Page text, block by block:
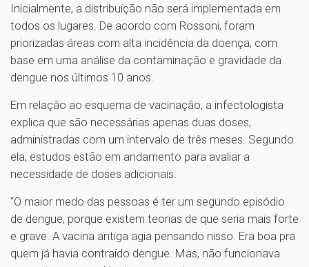
Inicialmente, a distribuição não será implementada em
todos os lugares. De acordo com Rossoni, foram
priorizadas áreas com alta incidência da doença, com
base em uma análise da contaminação e gravidade da
dengue nos últimos 10 anos.
Em relação ao esquema de vacinação, a infectologista
explica que são necessárias apenas duas doses,
administradas com um intervalo de três meses. Segundo
ela, estudos estão em andamento para avaliar a
necessidade de doses adicionais.
“O maior medo das pessoas é ter um segundo episódio
de dengue, porque existem teorias de que seria mais forte
e grave. A vacina antiga agia pensando nisso. Era boa pra
quem já havia contraído dengue. Mas, não funcionava